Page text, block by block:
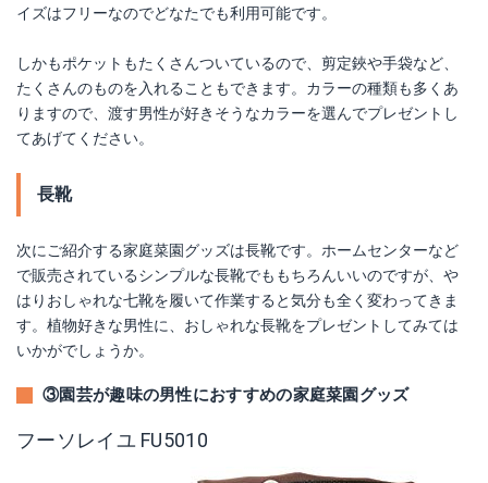
イズはフリーなのでどなたでも利用可能です。
しかもポケットもたくさんついているので、剪定鋏や手袋など、
たくさんのものを入れることもできます。カラーの種類も多くあ
りますので、渡す男性が好きそうなカラーを選んでプレゼントし
てあげてください。
長靴
次にご紹介する家庭菜園グッズは長靴です。ホームセンターなど
で販売されているシンプルな長靴でももちろんいいのですが、や
はりおしゃれな七靴を履いて作業すると気分も全く変わってきま
す。植物好きな男性に、おしゃれな長靴をプレゼントしてみては
いかがでしょうか。
③園芸が趣味の男性におすすめの家庭菜園グッズ
フーソレイユ FU5010